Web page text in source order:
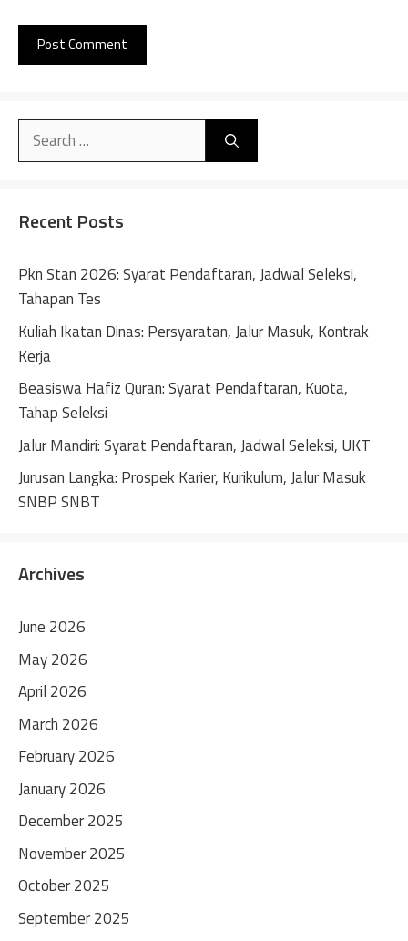
e
a
i
v
e
:
Search
for:
Recent Posts
Pkn Stan 2026: Syarat Pendaftaran, Jadwal Seleksi,
Tahapan Tes
Kuliah Ikatan Dinas: Persyaratan, Jalur Masuk, Kontrak
Kerja
Beasiswa Hafiz Quran: Syarat Pendaftaran, Kuota,
Tahap Seleksi
Jalur Mandiri: Syarat Pendaftaran, Jadwal Seleksi, UKT
Jurusan Langka: Prospek Karier, Kurikulum, Jalur Masuk
SNBP SNBT
Archives
June 2026
May 2026
April 2026
March 2026
February 2026
January 2026
December 2025
November 2025
October 2025
September 2025